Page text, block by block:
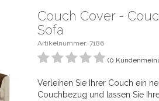
Couch Cover -
Sofa
Artikelnummer: 7186
(0
Verleihen Sie Ihrer Couch ein
Couchbezug und lassen Sie